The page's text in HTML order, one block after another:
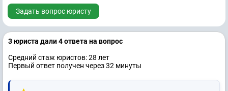
Задать вопрос юристу
3 юристa дали 4 ответa на вопрос
Средний стаж юристов: 28 лет
Первый ответ получен через 32 минуты